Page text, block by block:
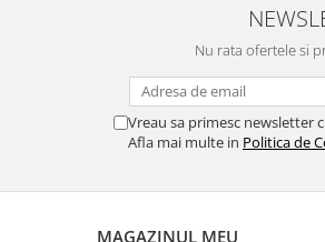
Nu rata ofertele si
Vreau sa primesc newsletter
Afla mai multe in Politica de
MAGAZINUL MEU